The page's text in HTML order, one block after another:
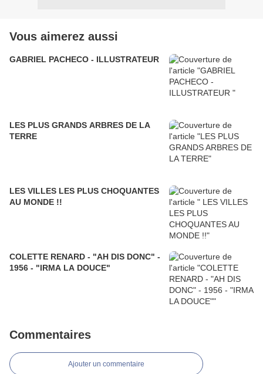
Vous aimerez aussi
GABRIEL PACHECO - ILLUSTRATEUR
LES PLUS GRANDS ARBRES DE LA
TERRE
LES VILLES LES PLUS CHOQUANTES
AU MONDE !!
COLETTE RENARD - "AH DIS DONC" -
1956 - "IRMA LA DOUCE"
Commentaires
Ajouter un commentaire